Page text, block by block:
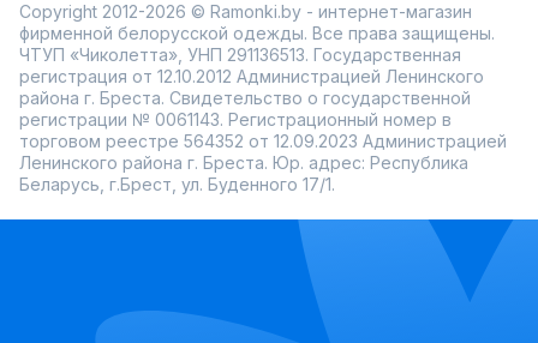
Copyright 2012-2026 © Ramonki.by - интернет-магазин
фирменной белорусской одежды. Все права защищены.
ЧТУП «Чиколетта», УНП 291136513. Государственная
регистрация от 12.10.2012 Администрацией Ленинского
района г. Бреста. Свидетельство о государственной
регистрации № 0061143. Регистрационный номер в
торговом реестре 564352 от 12.09.2023 Администрацией
Ленинского района г. Бреста. Юр. адрес: Республика
Беларусь, г.Брест, ул. Буденного 17/1.